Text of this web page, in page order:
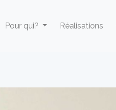
Pour qui? Réalisations